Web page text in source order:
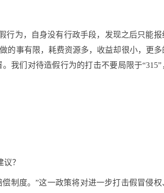
行为，自身没有行政手段，发现之后只能报
的事有限，耗费资源多，收益却很小，更多
我们对待造假行为的打击不要局限于“315”
？
制度。”这一政策将对进一步打击假冒侵权